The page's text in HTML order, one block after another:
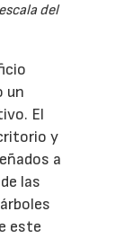
del
un
El
y
a
las
este